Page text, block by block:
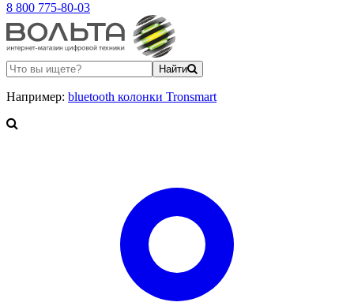
8 800 775-80-03
Найти
Например: bluetooth колонки Tronsmart